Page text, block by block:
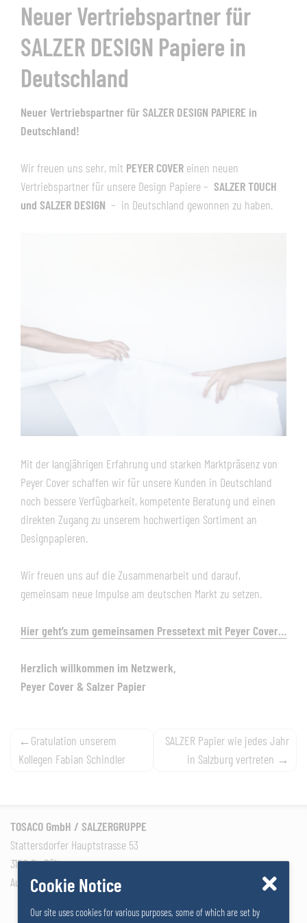
Neuer Vertriebspartner für
SALZER DESIGN Papiere in
Deutschland
Neuer Vertriebspartner für SALZER DESIGN PAPIERE in
Deutschland!
Wir freuen uns sehr, mit PEYER COVER einen neuen
Vertriebspartner für unsere Design Papiere – SALZER TOUCH
und SALZER DESIGN – in Deutschland gewonnen zu haben.
Mit der langjährigen Erfahrung und starken Marktpräsenz von
Peyer Cover schaffen wir für unsere Kunden in Deutschland
noch bessere Verfügbarkeit, kompetente Beratung und einen
direkten Zugang zu unserem hochwertigen Sortiment an
Designpapieren.
Wir freuen uns auf die Zusammenarbeit und darauf,
gemeinsam neue Impulse am deutschen Markt zu setzen.
Hier geht’s zum gemeinsamen Pressetext mit Peyer Cover…
Herzlich willkommen im Netzwerk,
Peyer Cover & Salzer Papier
Post
navigation
Gratulation unserem
Kollegen Fabian Schindler
SALZER Papier wie jedes Jahr
in Salzburg vertreten
TOSACO GmbH / SALZERGRUPPE
Stattersdorfer Hauptstrasse 53
3100 St. Pölten
AustriaCookie Notice
Our site uses cookies for various purposes, some of which are set by